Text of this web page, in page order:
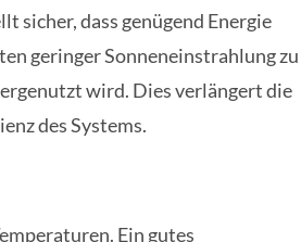
sicher, dass genügend Energie
geringer Sonneneinstrahlung zu
wird. Dies verlängert die
des Systems.
Ein gutes